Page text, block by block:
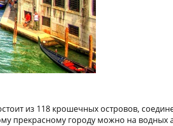
из 118 крошечных островов,
прекрасному городу можно на водных